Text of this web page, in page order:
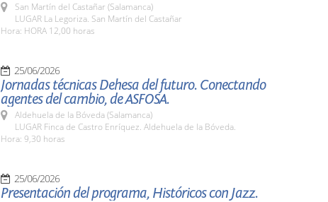
San Martín del Castañar (Salamanca)
LUGAR La Legoriza. San Martín del Castañar
Hora: HORA 12,00 horas
25/06/2026
Jornadas técnicas Dehesa del futuro. Conectando
agentes del cambio, de ASFOSA.
Aldehuela de la Bóveda (Salamanca)
LUGAR Finca de Castro Enríquez. Aldehuela de la Bóveda.
Hora: 9,30 horas
25/06/2026
Presentación del programa, Históricos con Jazz.